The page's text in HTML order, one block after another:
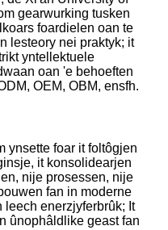
gearwurking tusken
foardielen oan te
lesteory nei praktyk; it
yntellektuele
oan 'e behoeften
OEM, OBM, ensfh.
ynsette foar it foltôgjen
it konsolidearjen
nije prosessen, nije
fan in moderne
enerzjyferbrûk; It
ûnophâldlike geast fan